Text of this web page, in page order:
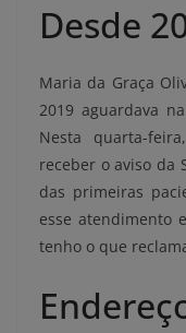
Desde
Maria da Graça
2019 aguardava
Nesta quarta-
receber o aviso da
das primeiras
esse atendimento
tenho o que